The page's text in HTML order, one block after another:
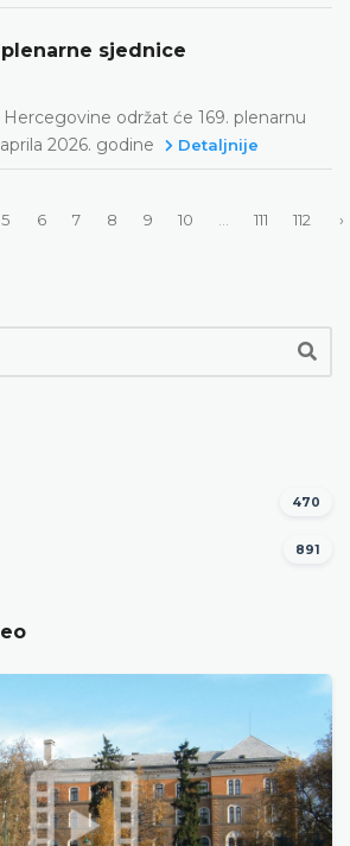
sjednice
održat će 169. plenarnu
aprila 2026. godine Detaljnije
5 6 7 8 9 10 111 112 ›
470
891